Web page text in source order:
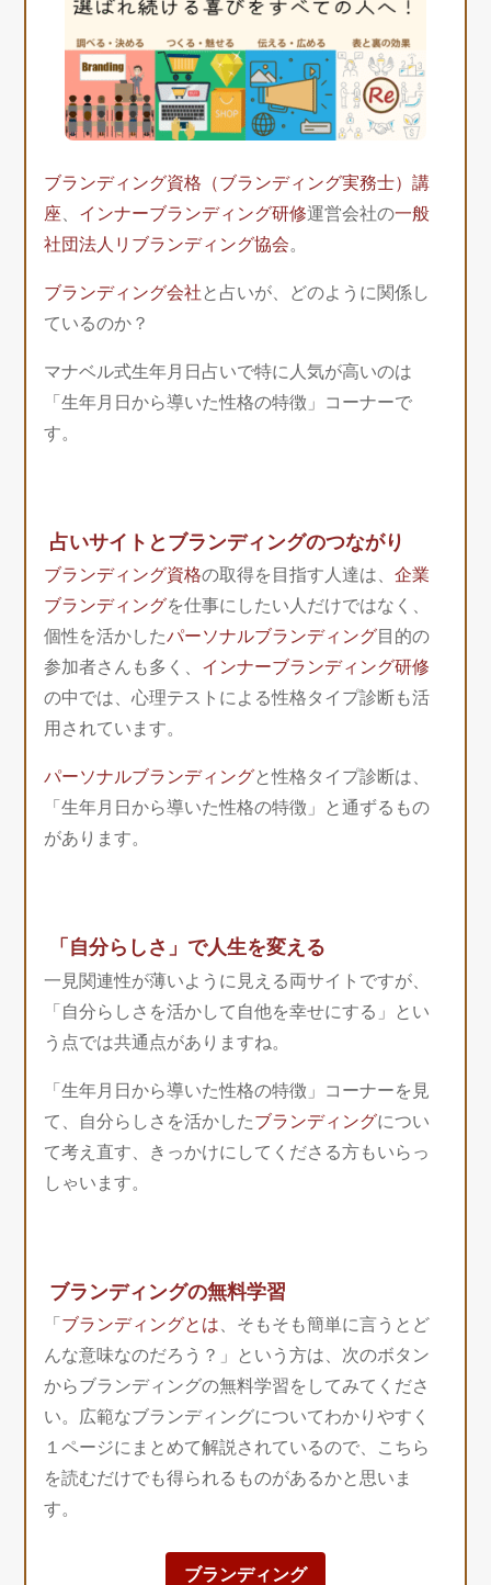
ブランディング資格（ブランディング実務士）講
座、 インナーブランディング研修運営会社の一般
社団法人リブランディング協会。
ブランディング会社 と占いが、どのように関係し
ているのか？
マナベル式生年月日占いで特に人気が高いのは
「生年月日から導いた性格の特徴」コーナーで
す。
占いサイトとブランディングのつながり
ブランディング資格の取得を目指す人達は、企業
ブランディングを仕事にしたい人だけではなく、
個性を活かしたパーソナルブランディング目的の
参加者さんも多く、 インナーブランディング研修
の中では、心理テストによる性格タイプ診断も活
用されています。
パーソナルブランディングと性格タイプ診断は、
「生年月日から導いた性格の特徴」と通ずるもの
があります。
「自分らしさ」で人生を変える
一見関連性が薄いように見える両サイトですが、
「自分らしさを活かして自他を幸せにする」とい
う点では共通点がありますね。
「生年月日から導いた性格の特徴」コーナーを見
て、自分らしさを活かしたブランディングについ
て考え直す、きっかけにしてくださる方もいらっ
しゃいます。
ブランディングの無料学習
「ブランディングとは、そもそも簡単に言うとど
んな意味なのだろう？」という方は、次のボタン
からブランディングの無料学習をしてみてくださ
い。広範なブランディングについてわかりやすく
１ページにまとめて解説されているので、こちら
を読むだけでも得られるものがあるかと思いま
す。
ブランディング